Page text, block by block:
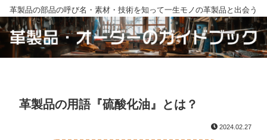
革製品の部品の呼び名・素材・技術を知って一生モノの革製品と出会う
革製品の用語『硫酸化油』とは？
2024.02.27